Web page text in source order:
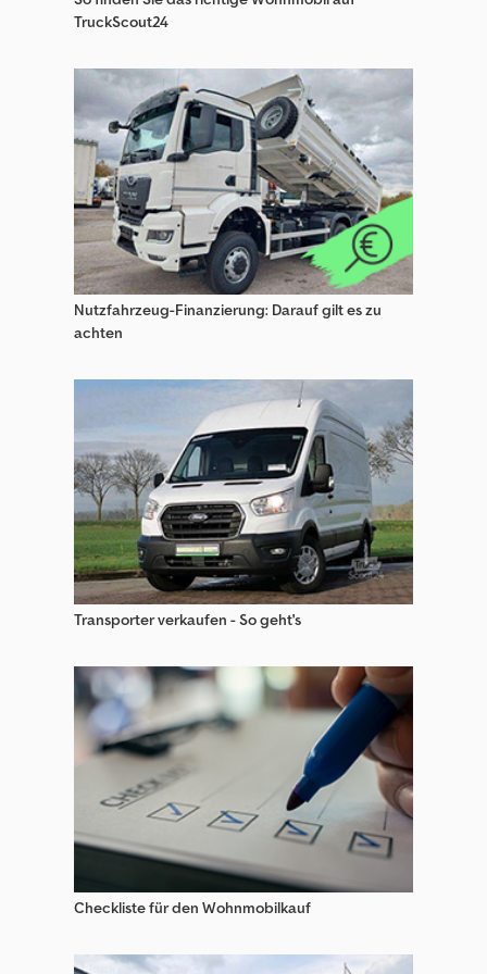
Obermaier T Anhänger
Obermaier Tieflader Anhänger (Baumaschinen)
Obermaier Tue Anhänger
Obermaier Tzfp Anhänger
TruckScout24
Nutzfahrzeug-Finanzierung: Darauf gilt es zu
achten
Transporter verkaufen - So geht's
Checkliste für den Wohnmobilkauf